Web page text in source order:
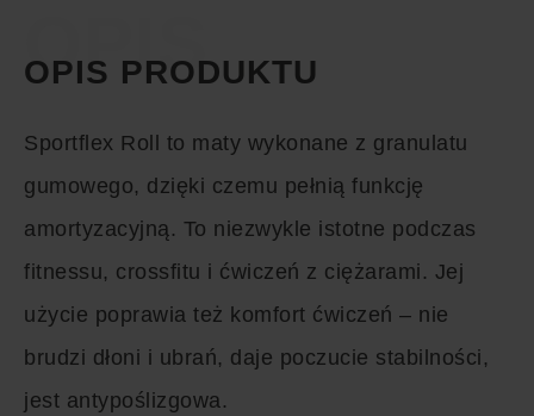
OPIS
OPIS PRODUKTU
Sportflex Roll to maty wykonane z granulatu
gumowego, dzięki czemu pełnią funkcję
amortyzacyjną. To niezwykle istotne podczas
fitnessu, crossfitu i ćwiczeń z ciężarami. Jej
użycie poprawia też komfort ćwiczeń – nie
brudzi dłoni i ubrań, daje poczucie stabilności,
jest antypoślizgowa.